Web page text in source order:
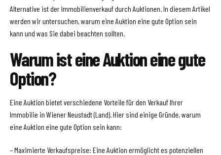
Alternative ist der Immobilienverkauf durch Auktionen. In diesem Artikel
werden wir untersuchen, warum eine Auktion eine gute Option sein
kann und was Sie dabei beachten sollten.
Warum ist eine Auktion eine gute
Option?
Eine Auktion bietet verschiedene Vorteile für den Verkauf Ihrer
Immobilie in Wiener Neustadt (Land). Hier sind einige Gründe, warum
eine Auktion eine gute Option sein kann:
– Maximierte Verkaufspreise: Eine Auktion ermöglicht es potenziellen